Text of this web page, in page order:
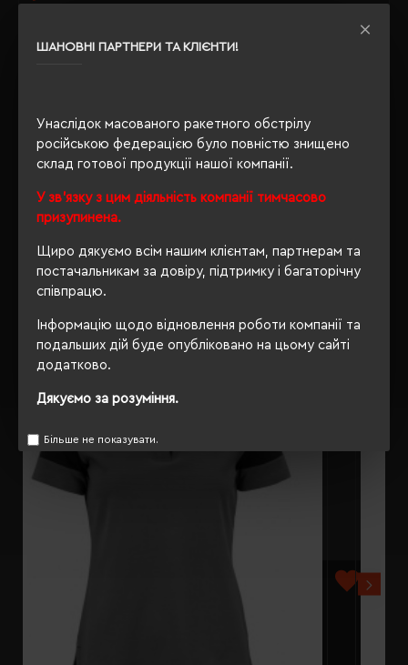
ШАНОВНІ ПАРТНЕРИ ТА КЛІЄНТИ!
Унаслідок масованого ракетного обстрілу
російською федерацією було повністю знищено
склад готової продукції нашої компанії.
У зв'язку з цим діяльність компанії тимчасово
призупинена.
Щиро дякуємо всім нашим клієнтам, партнерам та
постачальникам за довіру, підтримку і багаторічну
співпрацю.
Інформацію щодо відновлення роботи компанії та
подальших дій буде опубліковано на цьому сайті
додатково.
Дякуємо за розуміння.
Більше не показувати.
упаковки
Ні
ВІДГУКИ
РЕКОМЕНДУЄМО